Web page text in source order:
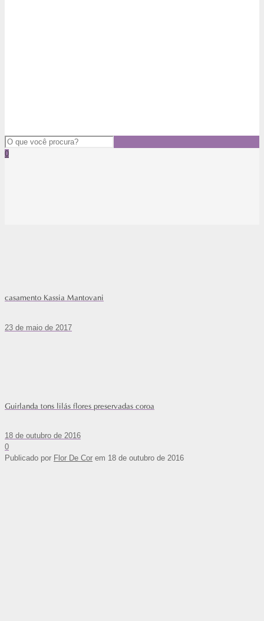
0
casamento Kassia Mantovani
23 de maio de 2017
Guirlanda tons lilás flores preservadas coroa
18 de outubro de 2016
0
Publicado por Flor De Cor em 18 de outubro de 2016